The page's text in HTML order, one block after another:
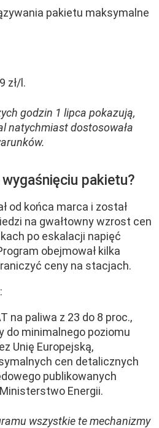
pakietu maksymalne
zł/l.
godzin 1 lipca pokazują,
natychmiast dostosowała
pakietu?
od końca marca i został
na gwałtowny wzrost cen
po eskalacji napięć
obejmował kilka
ceny na stacjach.
na paliwa z 23 do 8 proc.,
do minimalnego poziomu
Unię Europejską,
cen detalicznych
publikowanych
Energii.
wszystkie te mechanizmy